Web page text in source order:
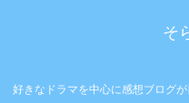
そ
好きなドラマを中心に感想ブログ